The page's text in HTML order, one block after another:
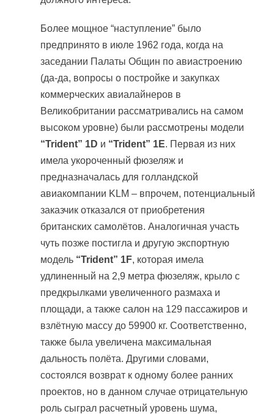
Более мощное “наступление” было
предпринято в июле 1962 года, когда на
заседании Палаты Общин по авиастроению
(да-да, вопросы о постройке и закупках
коммерческих авиалайнеров в
Великобритании рассматривались на самом
высоком уровне) были рассмотрены модели
“Trident” 1D и “Trident” 1E. Первая из них
имела укороченный фюзеляж и
предназначалась для голландской
авиакомпании KLM – впрочем, потенциальный
заказчик отказался от приобретения
британских самолётов. Аналогичная участь
чуть позже постигла и другую экспортную
модель “Trident” 1F, которая имела
удлиненный на 2,9 метра фюзеляж, крыло с
предкрылками увеличенного размаха и
площади, а также салон на 129 пассажиров и
взлётную массу до 59900 кг. Соответственно,
также была увеличена максимальная
дальность полёта. Другими словами,
состоялся возврат к одному более ранних
проектов, но в данном случае отрицательную
роль сыграл расчетный уровень шума,